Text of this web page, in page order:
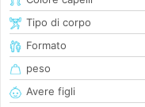
Tipo di corpo
Formato
peso
Avere figli